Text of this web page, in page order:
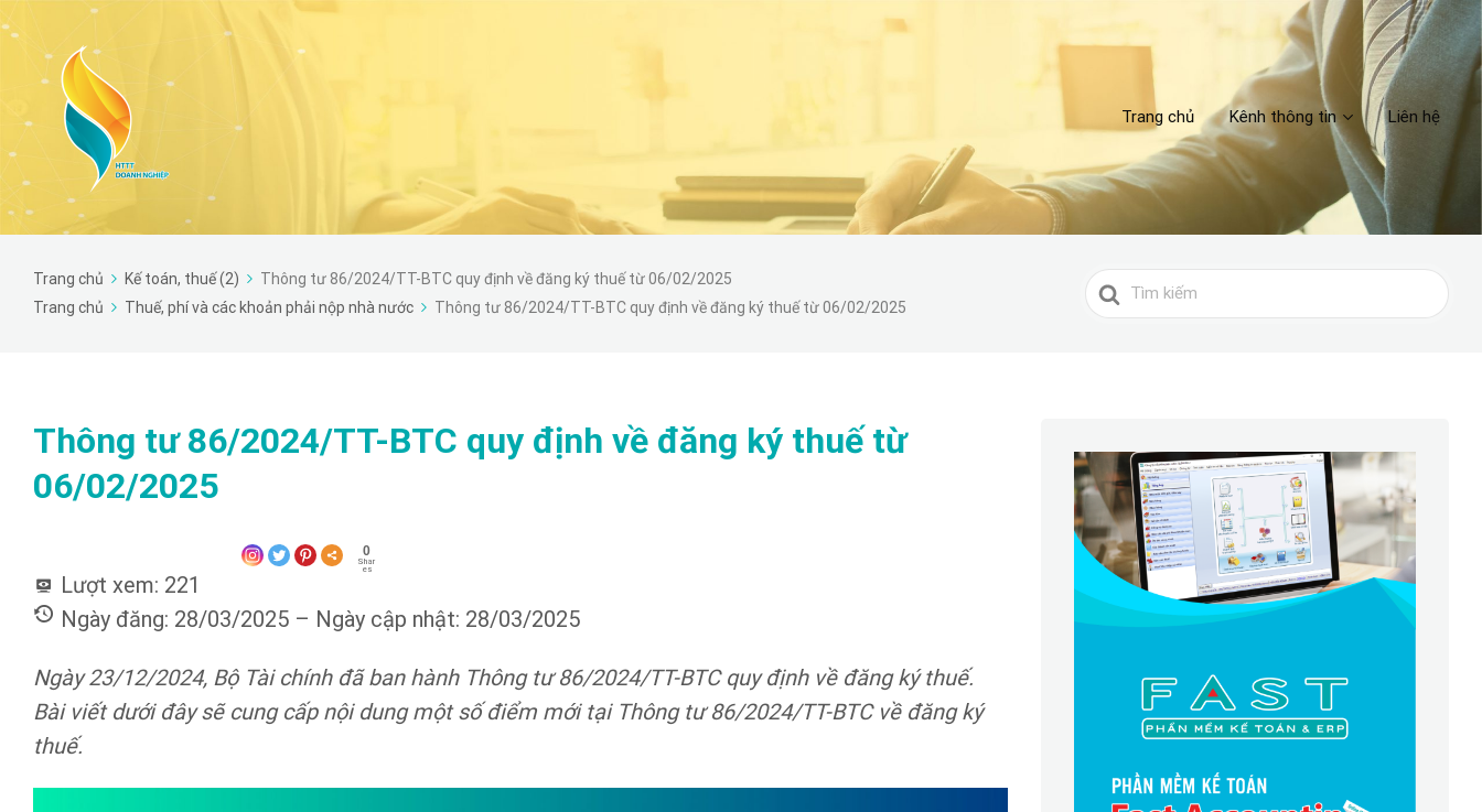
Trang chủ Kênh thông tin Liên hệ
Trang chủ Kế toán, thuế (2)
Thông tư 86/2024/TT-BTC quy định về đăng ký thuế từ 06/02/2025
Trang chủ
Thuế, phí và các khoản phải nộp nhà nước Thông tư 86/2024/TT-BTC quy định về đăng ký thuế từ 06/02/2025
Search
For
Thông tư 86/2024/TT-BTC quy định về đăng ký thuế từ
06/02/2025
0
Shar
es
Lượt xem: 221
Ngày đăng: 28/03/2025 – Ngày cập nhật: 28/03/2025
Ngày 23/12/2024, Bộ Tài chính đã ban hành Thông tư 86/2024/TT-BTC quy định về đăng ký thuế.
Bài viết dưới đây sẽ cung cấp nội dung một số điểm mới tại Thông tư 86/2024/TT-BTC về đăng ký
thuế.